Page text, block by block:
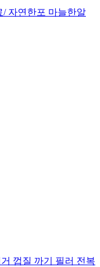
/ 자연한포 마늘한알
껍질 까기 필러 전복